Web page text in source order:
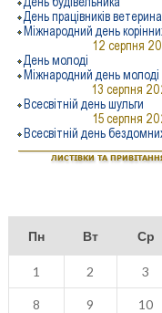
Пн Вт Ср
1 2 3
8 9 10